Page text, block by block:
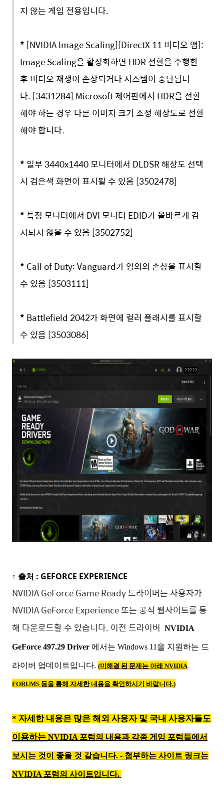
지 않는 게임 전용입니다.
* [NVIDIA Image Scaling][DirectX 11 비디오 앱]:
Image Scaling을 활성화하면 HDR 전환을 수행한
후 비디오 재생이 손상되거나 시스템이 중단됩니
다. [3431284] Microsoft 제어판에서 HDR을 전환
해야 하는 경우 다른 이미지 크기 조정 해상도로 전환
해야 합니다.
* 일부 3440x1440 모니터에서 DLDSR 해상도 선택
시 검은색 화면이 표시될 수 있음 [3502478]
*특정 모니터에서 DVI 모니터 EDID가 올바르게 감
지되지 않을 수 있음 [3502752]
* Call of Duty: Vanguard가 임의의 손상을 표시할
수 있음 [3503111]
* Battlefield 2042가 화면에 컬러 플래시를 표시할
수 있음 [3503086]
↑ 출처 : GEFORCE EXPERIENCE
NVIDIA GeForce Game Ready 드라이버는 사용자가
NVIDIA GeForce Experience 또는 공식 웹사이트를 통
해 다운로드할 수 있습니다. 이전 드라이버 NVIDIA
GeForce 497.29 Driver 에서는 Windows 11을 지원하는 드
라이버 업데이트입니다. (미해결 된 문제는 아래 NVIDIA
FORUMS 등을 통해 자세한 내용을 확인하시기 바랍니다.)
* 자세한 내용은 많은 해외 사용자 및 국내 사용자들도
이용하는 NVIDIA 포럼의 내용과 각종 게임 포럼들에서
보시는 것이 좋을 것 같습니다. - 첨부하는 사이트 링크는
NVIDIA 포럼의 사이트입니다.